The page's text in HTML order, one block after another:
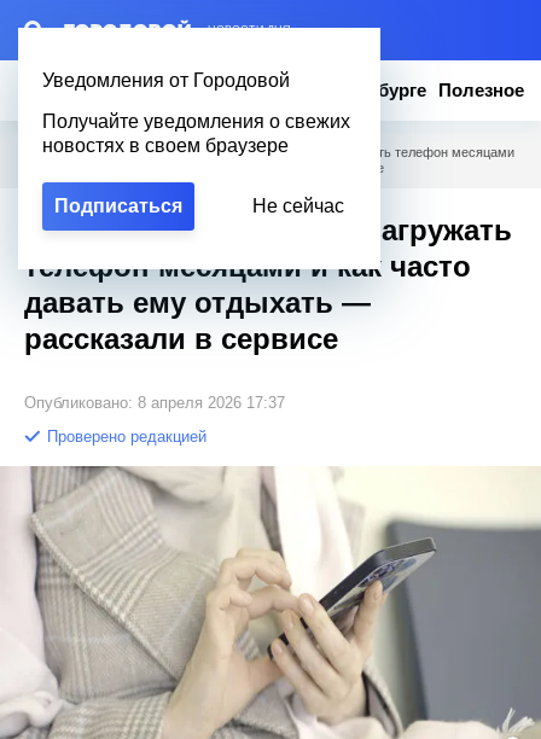
– НОВОСТИ ДНЯ
Уведомления от Городовой
Получайте уведомления о свежих
новостях в своем браузере
Подписаться Не сейчас
Новости Эксклюзив Вопросы о Петербурге Полезное
Городовой Полезное / Что будет, если не перезагружать телефон месяцами
и как часто давать ему отдыхать — рассказали в сервисе
Что будет, если не перезагружать
телефон месяцами и как часто
давать ему отдыхать —
рассказали в сервисе
Опубликовано: 8 апреля 2026 17:37
Проверено редакцией